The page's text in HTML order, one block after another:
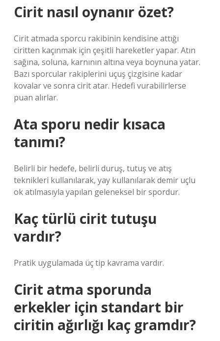
Cirit nasıl oynanır özet?
Cirit atmada sporcu rakibinin kendisine attığı
ciritten kaçınmak için çeşitli hareketler yapar. Atın
sağına, soluna, karnının altına veya boynuna yatar.
Bazı sporcular rakiplerini uçuş çizgisine kadar
kovalar ve sonra cirit atar. Hedefi vurabilirlerse
puan alırlar.
Ata sporu nedir kısaca
tanımı?
Belirli bir hedefe, belirli duruş, tutuş ve atış
teknikleri kullanılarak, yay kullanılarak demir uçlu
ok atılmasıyla yapılan geleneksel bir spordur.
Kaç türlü cirit tutuşu
vardır?
Pratik uygulamada üç tip kavrama vardır.
Cirit atma sporunda
erkekler için standart bir
ciritin ağırlığı kaç gramdır?